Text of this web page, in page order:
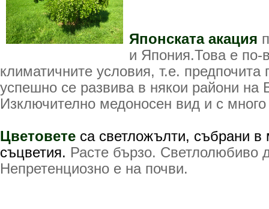
Японската акация
и Япония.Това е по-
климатичните условия, т.е. предпочита
успешно се развива в някои райони на
Изключително медоносен вид и с
Цветовете са светложълти, събрани в
съцветия. Расте бързо. Светлолюбиво
Непретенциозно е на почви.